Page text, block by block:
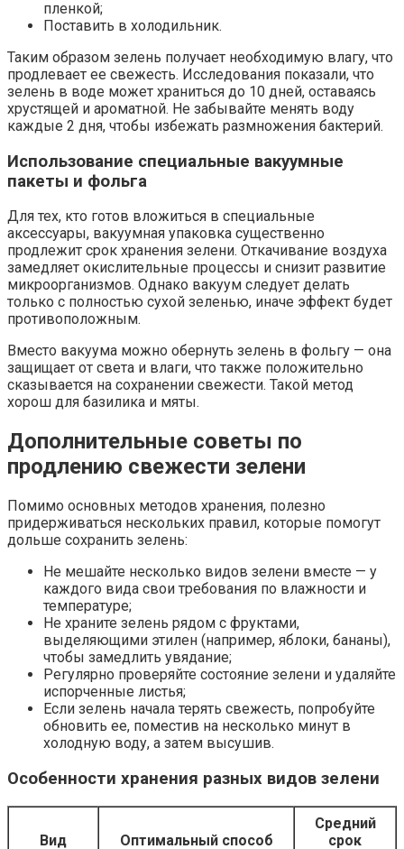
пленкой;
Поставить в холодильник.
Таким образом зелень получает необходимую влагу, что
продлевает ее свежесть. Исследования показали, что
зелень в воде может храниться до 10 дней, оставаясь
хрустящей и ароматной. Не забывайте менять воду
каждые 2 дня, чтобы избежать размножения бактерий.
Использование специальные вакуумные
пакеты и фольга
Для тех, кто готов вложиться в специальные
аксессуары, вакуумная упаковка существенно
продлежит срок хранения зелени. Откачивание воздуха
замедляет окислительные процессы и снизит развитие
микроорганизмов. Однако вакуум следует делать
только с полностью сухой зеленью, иначе эффект будет
противоположным.
Вместо вакуума можно обернуть зелень в фольгу — она
защищает от света и влаги, что также положительно
сказывается на сохранении свежести. Такой метод
хорош для базилика и мяты.
Дополнительные советы по
продлению свежести зелени
Помимо основных методов хранения, полезно
придерживаться нескольких правил, которые помогут
дольше сохранить зелень:
Не мешайте несколько видов зелени вместе — у
каждого вида свои требования по влажности и
температуре;
Не храните зелень рядом с фруктами,
выделяющими этилен (например, яблоки, бананы),
чтобы замедлить увядание;
Регулярно проверяйте состояние зелени и удаляйте
испорченные листья;
Если зелень начала терять свежесть, попробуйте
обновить ее, поместив на несколько минут в
холодную воду, а затем высушив.
Особенности хранения разных видов зелени
Вид
Оптимальный способ
Средний
срок